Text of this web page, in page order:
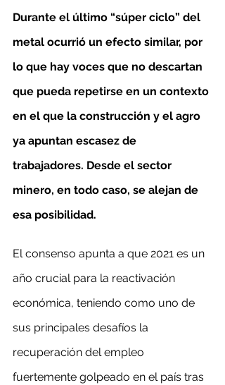
Durante el último “súper ciclo” del
metal ocurrió un efecto similar, por
lo que hay voces que no descartan
que pueda repetirse en un contexto
en el que la construcción y el agro
ya apuntan escasez de
trabajadores. Desde el sector
minero, en todo caso, se alejan de
esa posibilidad.
El consenso apunta a que 2021 es un
año crucial para la reactivación
económica, teniendo como uno de
sus principales desafíos la
recuperación del empleo
fuertemente golpeado en el país tras